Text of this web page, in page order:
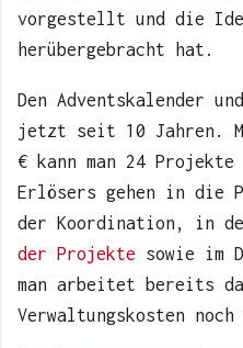
vorgestellt und die
herübergebracht hat.
Den Adventskalender
jetzt seit 10 Jahren.
€ kann man 24
Erlösers gehen in die
der Koordination, in
der Projekte sowie im
man arbeitet bereits
Verwaltungskosten